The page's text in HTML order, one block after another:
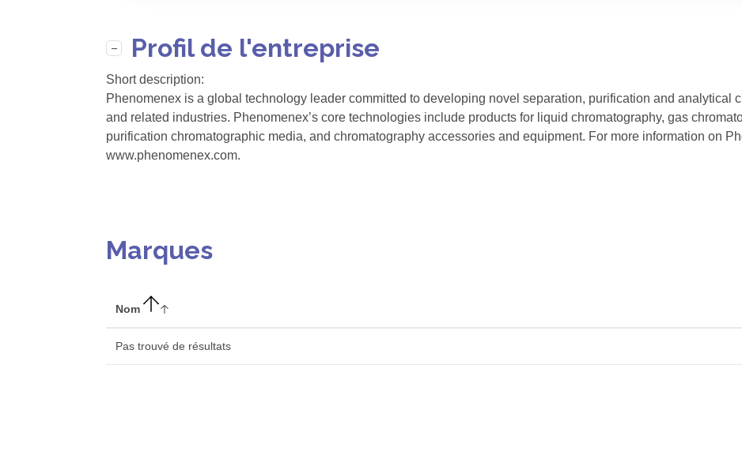
Profil de l'entreprise
Short description:
Phenomenex is a global technology leader committed to developing novel separation, purification and analytical
and related industries. Phenomenex’s core technologies include products for liquid chromatography, gas
purification chromatographic media, and chromatography accessories and equipment. For more information on
www.phenomenex.com.
Marques
Nom
Pas trouvé de résultats